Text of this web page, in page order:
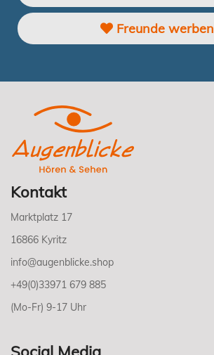
Freunde werben
Kontakt
Marktplatz 17
16866 Kyritz
info@augenblicke.shop
+49(0)33971 679 885
(Mo-Fr) 9-17 Uhr